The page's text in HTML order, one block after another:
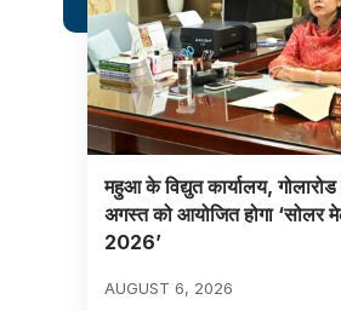
महुआ के विद्युत कार्यालय,
अगस्त को आयोजित होगा ‘सोलर
2026’
AUGUST 6, 2026